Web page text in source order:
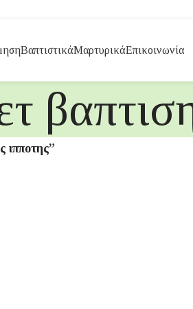
ΒαπτιστικάΜαρτυρικάΕπικοινωνία
ιπποτης”